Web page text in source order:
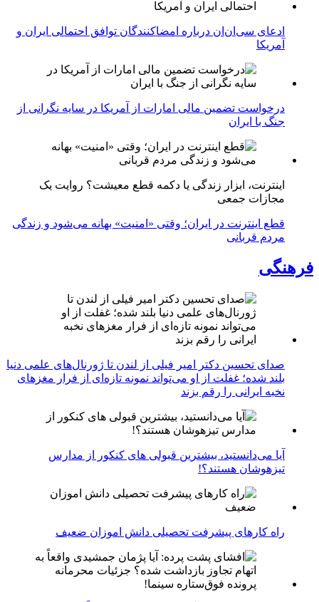
ادعای سی‌ان‌ان درباره امضاکنندگان توافق احتمالی ایران و
آمریکا
درخواست تضمین مالی امارات از آمریکا در سایه نگرانی از
جنگ با ایران
اینترنت، ابزار زندگی یا دکمه قطع معیشت؟ روایت یک
مجازات جمعی
قطع اینترنت در ایران؛ وقتی «امنیت» بهانه می‌شود و زندگی
مردم قربانی
فرهنگی
صدای تحسین دکتر امیر فیلی از لندن تا ژورنال‌های علمی دنیا
بلند شده؛ غفلت از او می‌تواند نمونه تازه‌ای از فرار مغزهای
نخبه ایرانی را رقم بزند
آیا می‌دانستید، بیشترین قبولی های کنکور از مدارس
تیزهوشان هستند؟!
راه کارهای پیشرفت تحصیلی دانش اموزان ضعیف